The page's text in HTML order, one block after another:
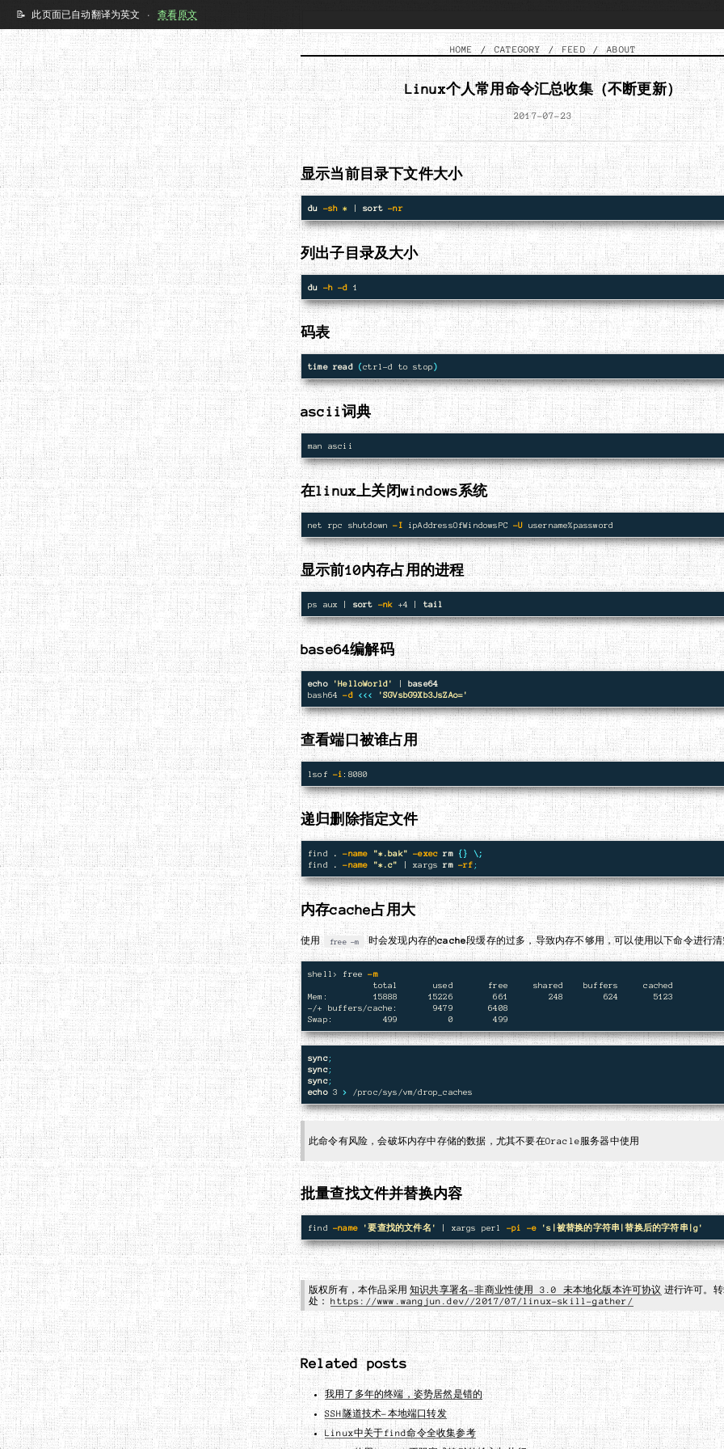
HOME / CATEGORY / FEED / ABOUT
Linux个人常用命令汇总收集（不断更新）
2017-07-23
显示当前目录下文件大小
du -sh * | sort -nr
列出子目录及大小
du -h -d
码表
time read (ctrl-d to stop )
ascii词典
在linux上关闭windows系统
net rpc shutdown -I ipAddressOfWindowsPC -U
显示前10内存占用的进程
ps aux | sort -nk +4 | tail
base64编解码
echo 'HelloWorld'
bash64 -d <<< 'SGVsbG9Xb3JsZAo='
查看端口被谁占用
lsof -i
递归删除指定文件
find . -name "*.bak" -exec rm {}
\;
find
. -name "*.c" | xargs rm -rf ;
内存cache占用大
使用 free -m 时会发现内存的cache段缓存的过多，导致内存不够用，可以使用以下命令进行
shell> free -m
             total       used       free     shared    buffers     cached
Mem:         15888      15226        661        248        624       5123
-/+ buffers/cache:       9479       6408
sync;
sync;
sync;
echo 3 >
此命令有风险，会破坏内存中存储的数据，尤其不要在Oracle服务器中使用
批量查找文件并替换内容
find -name '要查找的文件名' | xargs perl -pi -e 's|被替换的字符串|替换后的字符串|g'
版权所有，本作品采用 知识共享署名-非商业性使用 3.0 未本地化版本许可协议 进行许可。
处：
https://www.wangjun.dev//2017/07/linux-skill-gather/
Related posts
我用了多年的终端，姿势居然是错的
SSH隧道技术-本地端口转发
Linux中关于find命令全收集参考
📝 此页面已自动翻译为英文 ·查看原文